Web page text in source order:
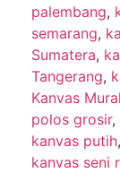
palembang,
semarang,
Sumatera,
Tangerang,
Kanvas
polos grosir,
kanvas putih,
kanvas seni